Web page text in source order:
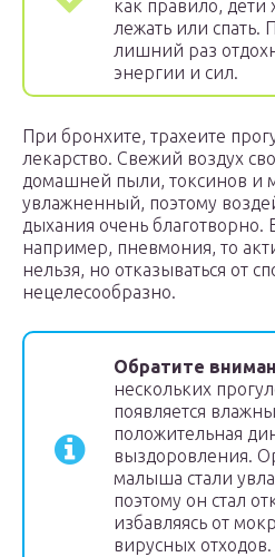
как правило, дети
лежать или спать.
лишний раз
энергии и сил.
При бронхите, трахеите
лекарство. Свежий воздух
домашней пыли, токсинов и
увлажненный, поэтому
дыхания очень благотворно.
например, пневмония, то
нельзя, но отказываться от
нецелесообразно.
Обратите
нескольких
появляется
положительная
выздоровления.
малыша стали
поэтому он стал
избавляясь от
вирусных отходов.